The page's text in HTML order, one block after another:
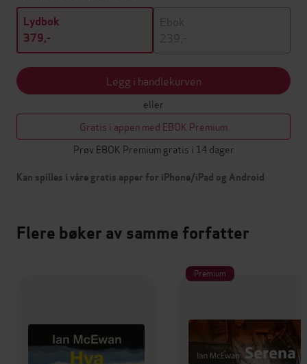
Lydbok
379,-
Ebok
239,-
Legg i handlekurven
eller
Gratis i appen med EBOK Premium
Prøv EBOK Premium gratis i 14 dager
Kan spilles i våre gratis apper for iPhone/iPad og Android
Flere bøker av samme forfatter
Premium